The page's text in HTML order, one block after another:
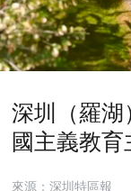
深圳（羅湖
國主義教
來源：深圳特區報